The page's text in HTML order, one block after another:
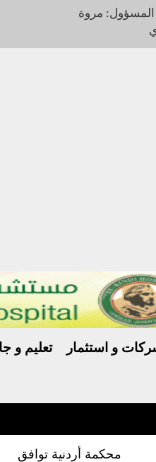
المسؤول: مروة
و استثمار تعليم و
خلافًا بين ترامب والبنتاغون
محكمة أردنية توافق